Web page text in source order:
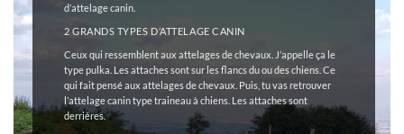
d’attelage canin.
2 GRANDS TYPES D’ATTELAGE CANIN
Ceux qui ressemblent aux attelages de chevaux. J’appelle ça le
type pulka. Les attaches sont sur les flancs du ou des chiens. Ce
qui fait pensé aux attelages de chevaux. Puis, tu vas retrouver
l’attelage canin type traineau à chiens. Les attaches sont
derrières.